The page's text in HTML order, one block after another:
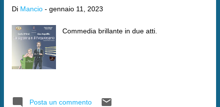
Di Mancio - gennaio 11, 2023
Commedia brillante in due atti.
Posta un commento